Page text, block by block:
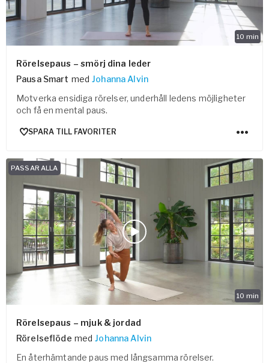
10 min
Rörelsepaus – smörj dina leder
Pausa Smart med Johanna Alvin
Motverka ensidiga rörelser, underhåll ledens möjligheter
och få en mental paus.
SPARA TILL FAVORITER
10 min
PASSAR ALLA
Rörelsepaus – mjuk & jordad
Rörelseflöde med Johanna Alvin
En återhämtande paus med långsamma rörelser.